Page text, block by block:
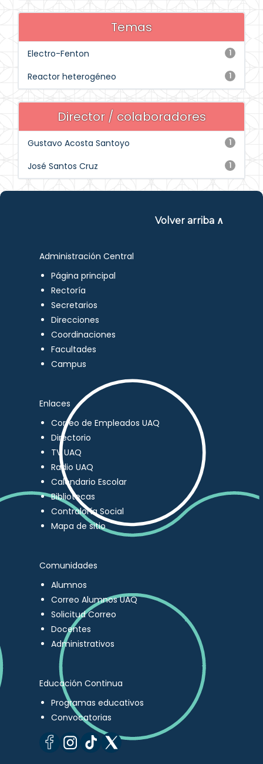
Temas
1
Electro-Fenton
1
Reactor heterogéneo
Director / colaboradores
1
Gustavo Acosta Santoyo
1
José Santos Cruz
Volver arriba ∧
Administración Central
Página principal
Rectoría
Secretarios
Direcciones
Coordinaciones
Facultades
Campus
Enlaces
Correo de Empleados UAQ
Directorio
TV UAQ
Radio UAQ
Calendario Escolar
Bibliotecas
Contraloría Social
Mapa de sitio
Comunidades
Alumnos
Correo Alumnos UAQ
Solicitud Correo
Docentes
Administrativos
Educación Continua
Programas educativos
Convocatorias